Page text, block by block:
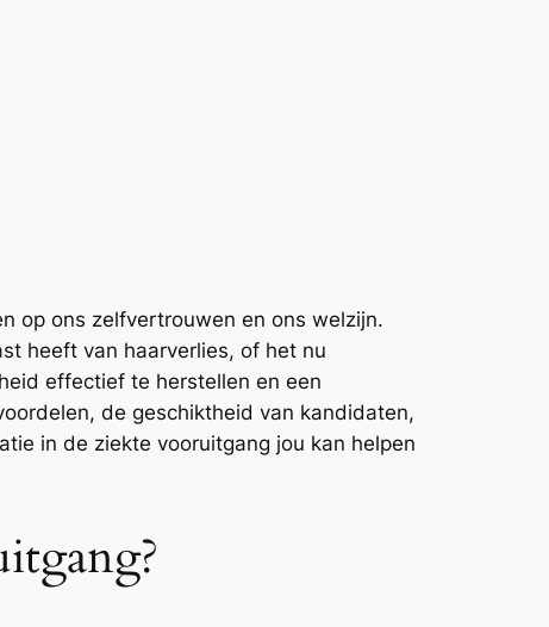
op ons zelfvertrouwen en ons welzijn.
heeft van haarverlies, of het nu
effectief te herstellen en een
de geschiktheid van kandidaten,
in de ziekte vooruitgang jou kan helpen